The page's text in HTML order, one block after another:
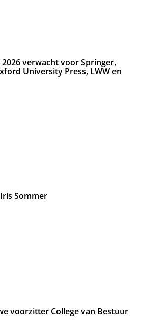
verwacht voor Springer,
University Press, LWW en
Sommer
voorzitter College van Bestuur